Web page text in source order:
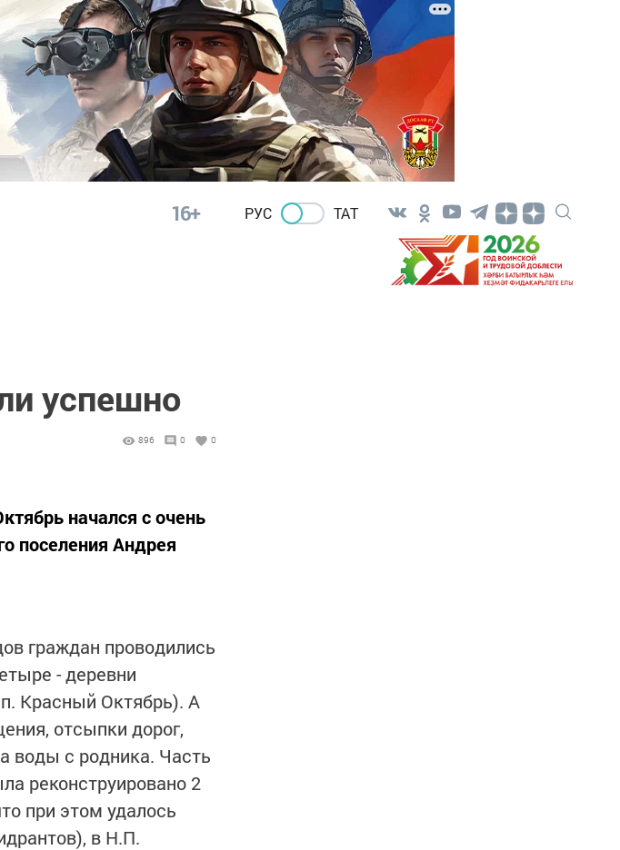
16+ РУС ТАТ
успешно
896 0 0
начался с очень
поселения Андрея
граждан проводились
- деревни
Красный Октябрь). А
отсыпки дорог,
воды с родника. Часть
реконструировано 2
при этом удалось
в Н.П.